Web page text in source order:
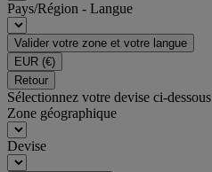
Pays/Région - Langue
Valider votre zone et votre langue
EUR (€)
Retour
Sélectionnez votre devise ci-dessous
Zone géographique
Devise